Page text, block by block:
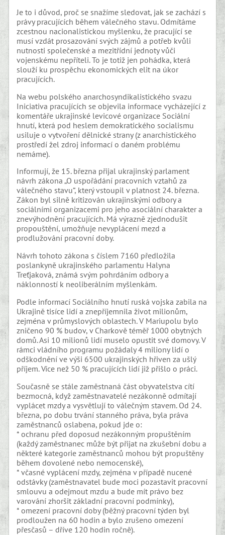
Je to i důvod, proč se snažíme sledovat, jak se zachází s
právy pracujících během válečného stavu. Odmítáme
zcestnou nacionalistickou myšlenku, že pracující se
musí vzdát prosazování svých zájmů a potřeb kvůli
nutnosti společenské a mezitřídní jednoty vůči
vojenskému nepříteli. To je totiž jen pohádka, která
slouží ku prospěchu ekonomických elit na úkor
pracujících.
Na webu polského anarchosyndikalistického svazu
Iniciativa pracujících se objevila informace vycházející z
komentáře ukrajinské levicové organizace Sociální
hnutí, která pod heslem demokratického socialismu
usiluje o vytvoření dělnické strany (z anarchistického
prostředí žel zdroj informací o daném problému
nemáme).
Informují, že 15. března přijal ukrajinský parlament
návrh zákona „O uspořádání pracovních vztahů za
válečného stavu“, který vstoupil v platnost 24. března.
Zákon byl silně kritizován ukrajinskými odbory a
sociálními organizacemi pro jeho asociální charakter a
znevýhodnění pracujících. Má výrazně zjednodušit
propouštění, umožňuje nevyplácení mezd a
prodlužování pracovní doby.
Návrh tohoto zákona s číslem 7160 předložila
poslankyně ukrajinského parlamentu Halyna
Treťjaková, známá svým pohrdáním odbory a
náklonností k neoliberálním myšlenkám.
Podle informací Sociálního hnutí ruská vojska zabila na
Ukrajině tisíce lidí a znepříjemnila život milionům,
zejména v průmyslových oblastech. V Mariupolu bylo
zničeno 90 % budov, v Charkově téměř 1000 obytných
domů. Asi 10 milionů lidí muselo opustit své domovy. V
rámci vládního programu požádaly 4 miliony lidí o
odškodnění ve výši 6500 ukrajinských hřiven za ušlý
příjem. Více než 50 % pracujících lidí již přišlo o práci.
Současně se stále zaměstnaná část obyvatelstva cítí
bezmocná, když zaměstnavatelé nezákonně odmítají
vyplácet mzdy a vysvětlují to válečným stavem. Od 24.
března, po dobu trvání stanného práva, byla práva
zaměstnanců oslabena, pokud jde o:
* ochranu před doposud nezákonným propuštěním
(každý zaměstnanec může být přijat na zkušební dobu a
některé kategorie zaměstnanců mohou být propuštěny
během dovolené nebo nemocenské),
* včasné vyplácení mzdy, zejména v případě nucené
odstávky (zaměstnavatel bude moci pozastavit pracovní
smlouvu a odejmout mzdu a bude mít právo bez
varování zhoršit základní pracovní podmínky),
* omezení pracovní doby (běžný pracovní týden byl
prodloužen na 60 hodin a bylo zrušeno omezení
přesčasů – dříve 120 hodin ročně).